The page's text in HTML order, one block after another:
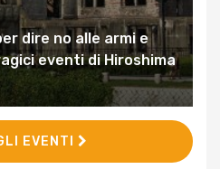
dire no alle armi e
eventi di Hiroshima
EVENTI